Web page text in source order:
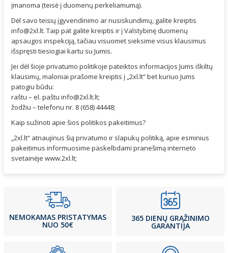
įmanoma (teisė į duomenų perkeliamumą).
Dėl savo teisių įgyvendinimo ar nusiskundimų, galite kreiptis
info@2xl.lt. Taip pat galite kreiptis ir į Valstybinę duomenų
apsaugos inspekciją, tačiau visuomet sieksime visus klausimus
išspręsti tiesiogiai kartu su Jumis.
Jei dėl šioje privatumo politikoje pateiktos informacijos Jums iškiltų
klausimų, maloniai prašome kreiptis į „2xl.lt“ bet kuriuo Jums
patogiu būdu:
raštu – el. paštu info@2xl.lt.lt;
žodžiu – telefonu nr. 8 (658) 44448;
Kaip sužinoti apie šios politikos pakeitimus?
„2xl.lt“ atnaujinus šią privatumo ir slapukų politiką, apie esminius
pakeitimus informuosime paskelbdami pranešimą interneto
svetainėje www.2xl.lt;
NEMOKAMAS PRISTATYMAS
NUO 50€
365 DIENŲ GRĄŽINIMO
GARANTIJA